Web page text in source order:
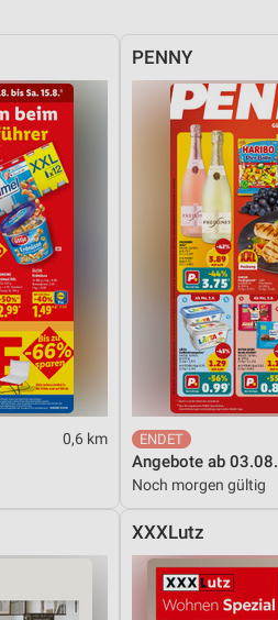
0,6 km
PENNY
Angebote ab 03.08.
Noch morgen gültig
XXXLutz